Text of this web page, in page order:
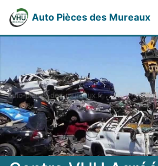
Auto Pièces des Mureaux